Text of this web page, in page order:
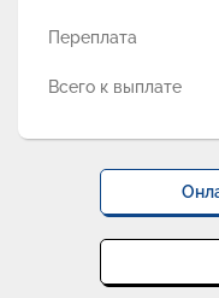
Переплата
Всего к выплате